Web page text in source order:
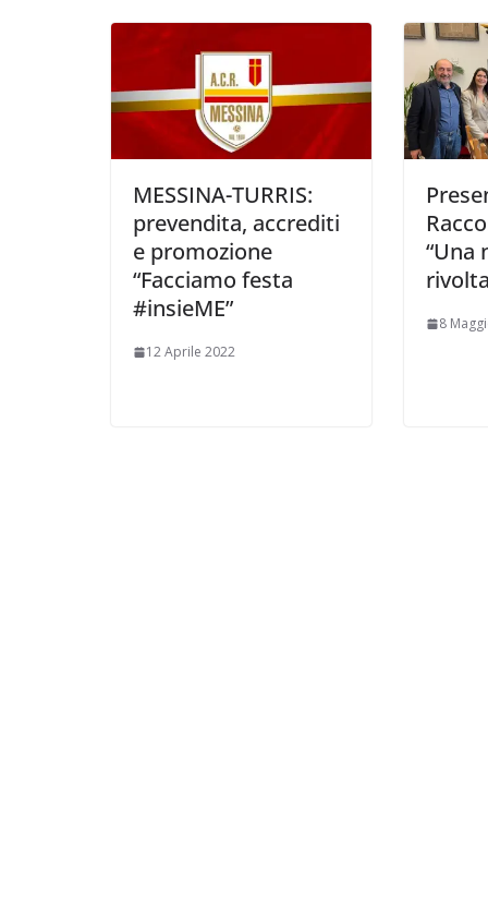
MESSINA-TURRIS:
prevendita, accrediti
e promozione
“Facciamo festa
#insieME”
12 Aprile 2022
“Una
8